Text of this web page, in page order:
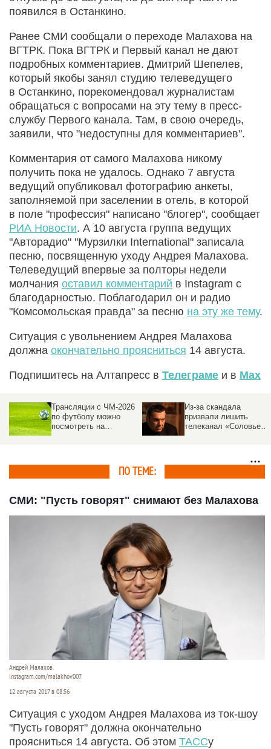
появился в Останкино.
Ранее СМИ сообщали о переходе Малахова на
ВГТРК. Пока ВГТРК и Первый канал не дают
подробных комментариев. Дмитрий Шепелев,
который якобы занял студию телеведущего
в Останкино, порекомендовал журналистам
обращаться с вопросами на эту тему в пресс-
службу Первого канала. Там, в свою очередь,
заявили, что "недоступны для комментариев".
Комментария от самого Малахова никому
получить пока не удалось. Однако 7 августа
ведущий опубликовал фотографию анкеты,
заполняемой при заселении в отель, в которой
в поле "профессия" написано "блогер", сообщает
РИА Новости. А 10 августа группа ведущих
"Авторадио" "Мурзилки International" записала
песню, посвященную уходу Андрея Малахова.
Телеведущий впервые за полторы недели
молчания оставил комментарий в Instagram с
благодарностью. Поблагодарил он и радио
"Комсомольская правда" за песню на эту же тему.
Ситуация с увольнением Андрея Малахова
должна окончательно проясниться 14 августа.
Подпишитесь на Алтапресс в Телеграме и в Max
Трансляции с ЧМ-2026
по футболу можно
посмотреть на
Из-за скандала
призвали лишить
телеканал «Соловьев
ПО ТЕМЕ:
СМИ: "Пусть говорят" снимают без Малахова
Андрей Малахов.
instagram.com/malakhov007
12 августа 2017 в 08:56
Ситуация с уходом Андрея Малахова из ток-шоу
"Пусть говорят" должна окончательно
проясниться 14 августа. Об этом ТАССу